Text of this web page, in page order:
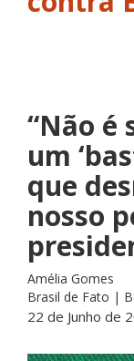
“Não é
um
que
nosso
Amélia Gomes
Brasil de Fato |
22 de Junho de